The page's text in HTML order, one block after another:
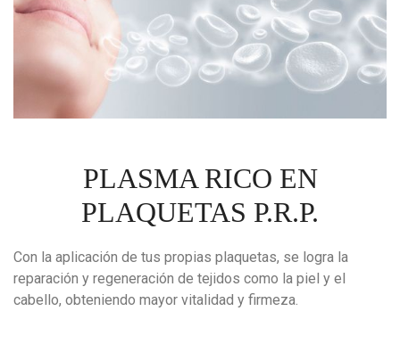
PLASMA RICO EN
PLAQUETAS P.R.P.
Con la aplicación de tus propias plaquetas, se logra la
reparación y regeneración de tejidos como la piel y el
cabello, obteniendo mayor vitalidad y firmeza.